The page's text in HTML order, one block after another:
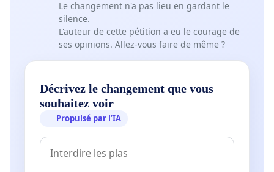
Le changement n'a pas lieu en gardant le
silence.
L'auteur de cette pétition a eu le courage de
ses opinions. Allez-vous faire de même ?
Décrivez le changement que vous
souhaitez voir
Propulsé par l’IA